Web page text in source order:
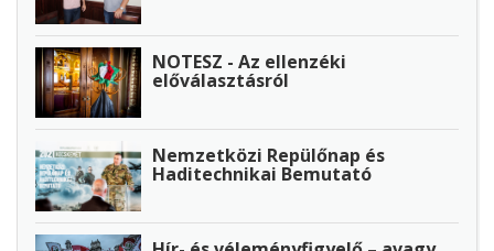
NOTESZ - Az ellenzéki
előválasztásról
Nemzetközi Repülőnap és
Haditechnikai Bemutató